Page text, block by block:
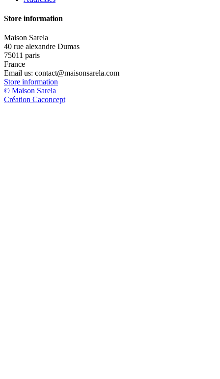
Store information
Maison Sarela
40 rue alexandre Dumas
75011 paris
France
Email us: contact@maisonsarela.com
Store information
© Maison Sarela
Création Caconcept